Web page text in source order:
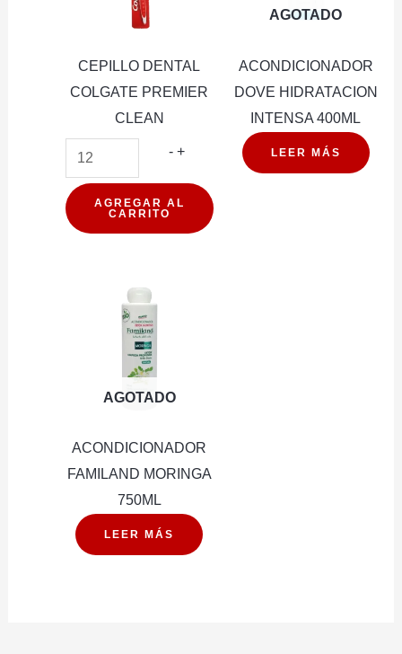
CEPILLO DENTAL
COLGATE PREMIER
CLEAN
- CEPILLO
COLGATE
PREMIER
+
AGREGAR AL
CARRITO
AGOTADO
ACONDICIONADOR
DOVE HIDRATACION
INTENSA 400ML
LEER MÁS
AGOTADO
ACONDICIONADOR
FAMILAND MORINGA
750ML
LEER MÁS